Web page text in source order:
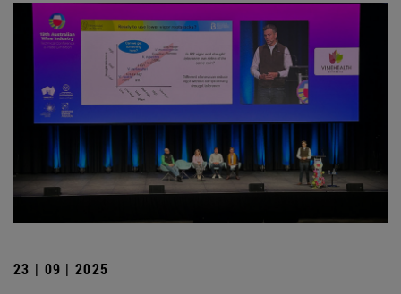
23 | 09 | 2025